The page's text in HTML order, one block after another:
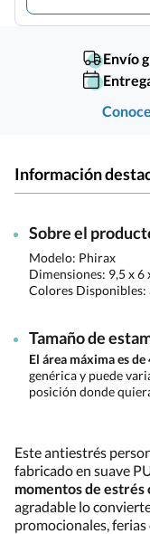
Envío
Información
Sobre el
Modelo: Phirax
Dimensiones: 9,5 x 6
Colores Disponibles:
Tamaño de
El área máxima es
genérica y puede
posición donde
Este antiestrés
fabricado en suave
momentos de
agradable lo
promocionales,